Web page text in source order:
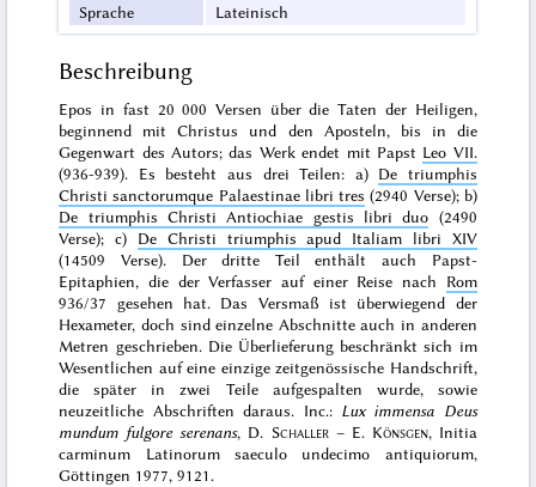
Sprache
Lateinisch
Beschreibung
Epos in fast 20 000 Versen über die Taten der Heiligen,
beginnend mit Christus und den Aposteln, bis in die
Gegenwart des Autors; das Werk endet mit Papst Leo VII.
(936-939). Es besteht aus drei Teilen: a) De triumphis
Christi sanctorumque Palaestinae libri tres (2940 Verse); b)
De triumphis Christi Antiochiae gestis libri duo (2490
Verse); c) De Christi triumphis apud Italiam libri XIV
(14509 Verse). Der dritte Teil enthält auch Papst-
Epitaphien, die der Verfasser auf einer Reise nach Rom
936/37 gesehen hat. Das Versmaß ist überwiegend der
Hexameter, doch sind einzelne Abschnitte auch in anderen
Metren geschrieben. Die Überlieferung beschränkt sich im
Wesentlichen auf eine einzigezeitgenössische Handschrift,
die später in zwei Teile aufgespalten wurde, sowie
neuzeitliche Abschriften daraus. Inc.: Lux immensa Deus
mundum fulgore serenans, D. Schaller– E. Könsgen, Initia
carminum Latinorum saeculo undecimo antiquiorum,
Göttingen 1977, 9121.